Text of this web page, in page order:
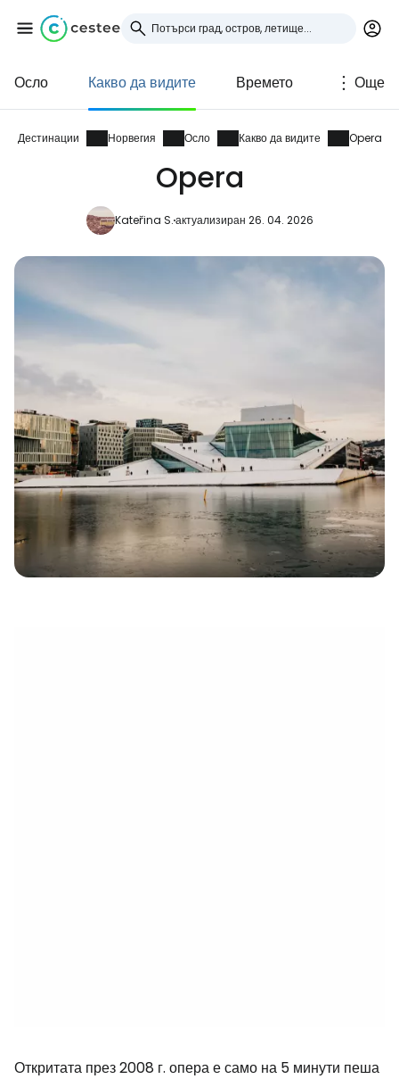
Осло Какво да видите Времето Още
Дестинации Норвегия Осло Какво да видите Opera
Opera
Kateřina S.актуализиран 26. 04. 2026
Откритата през 2008 г. опера е само на 5 минути пеша
Влезте в Cestee
... световната общност на туристите
Продължете с Google
Продължете с Facebook
Продължете с имейл